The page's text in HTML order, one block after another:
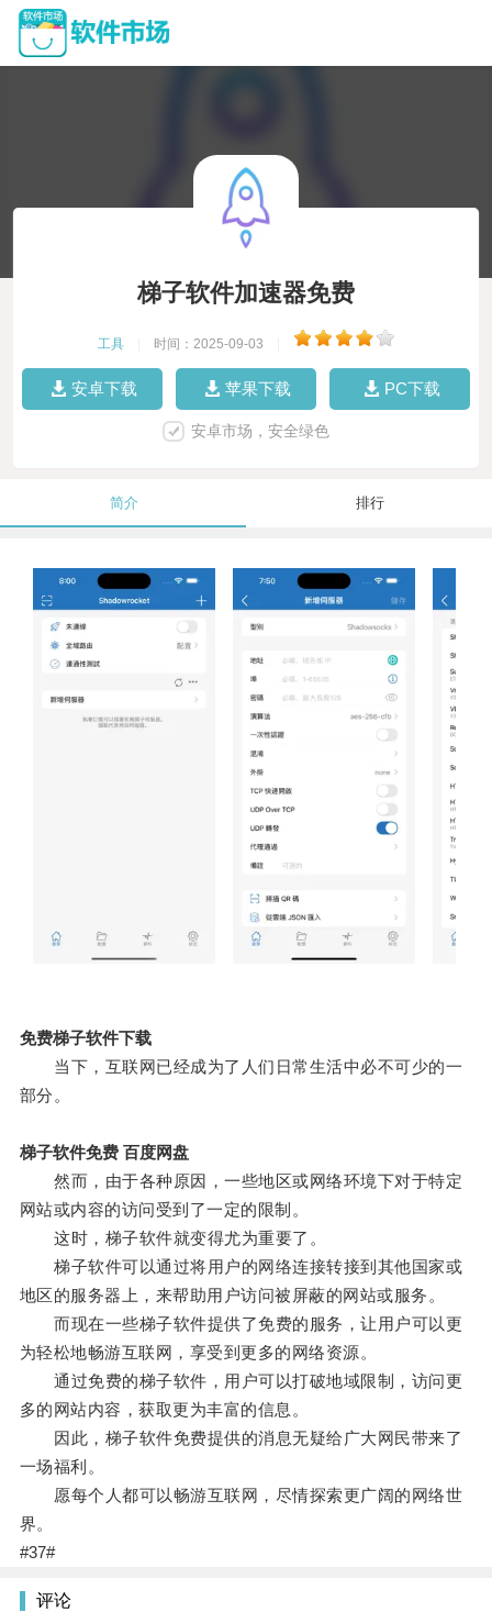
梯子软件加速器免费
工具 时间：2025-09-03
安卓下载 苹果下载 PC下载
安卓市场，安全绿色
简介 排行
免费梯子软件下载
当下，互联网已经成为了人们日常生活中必不可少的一
部分。
梯子软件免费 百度网盘
然而，由于各种原因，一些地区或网络环境下对于特定
网站或内容的访问受到了一定的限制。
这时，梯子软件就变得尤为重要了。
梯子软件可以通过将用户的网络连接转接到其他国家或
地区的服务器上，来帮助用户访问被屏蔽的网站或服务。
而现在一些梯子软件提供了免费的服务，让用户可以更
为轻松地畅游互联网，享受到更多的网络资源。
通过免费的梯子软件，用户可以打破地域限制，访问更
多的网站内容，获取更为丰富的信息。
因此，梯子软件免费提供的消息无疑给广大网民带来了
一场福利。
愿每个人都可以畅游互联网，尽情探索更广阔的网络世
界。
#37#
评论